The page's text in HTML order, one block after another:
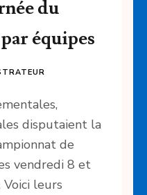
du
équipes
disputaient la
de
vendredi 8 et
leurs